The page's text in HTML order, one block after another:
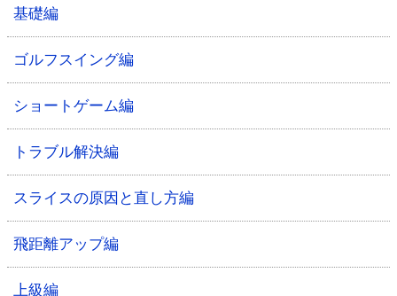
基礎編
ゴルフスイング編
ショートゲーム編
トラブル解決編
スライスの原因と直し方編
飛距離アップ編
上級編